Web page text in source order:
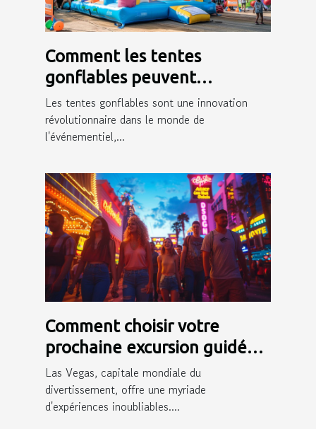
Comment les tentes
gonflables peuvent
dynamiser votre présence
événementielle
Les tentes gonflables sont une innovation
révolutionnaire dans le monde de
l'événementiel,...
Comment choisir votre
prochaine excursion guidée
en français à Las Vegas
Las Vegas, capitale mondiale du
divertissement, offre une myriade
d'expériences inoubliables....